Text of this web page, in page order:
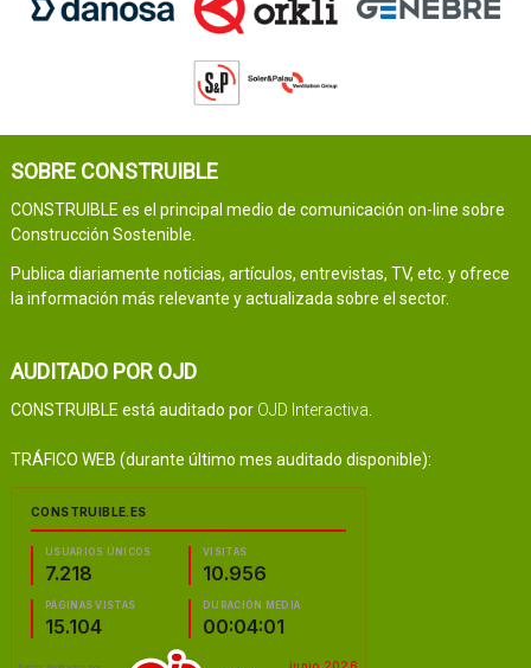
SOBRE CONSTRUIBLE
CONSTRUIBLE es el principal medio de comunicación on-line sobre
Construcción Sostenible.
Publica diariamente noticias, artículos, entrevistas, TV, etc. y ofrece
la información más relevante y actualizada sobre el sector.
AUDITADO POR OJD
CONSTRUIBLE está auditado por OJD Interactiva
TRÁFICO WEB (durante último mes auditado disponible):